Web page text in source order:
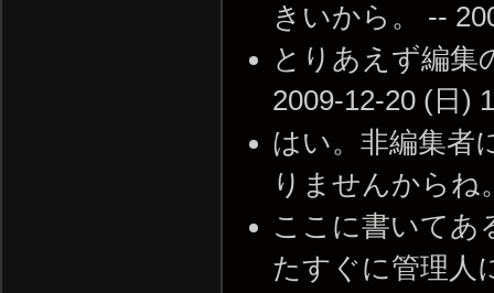
きいから。 --
とりあえず編集
2009-12-20 (日)
はい。非編集者
りませんからね
ここに書いてあ
たすぐに管理人